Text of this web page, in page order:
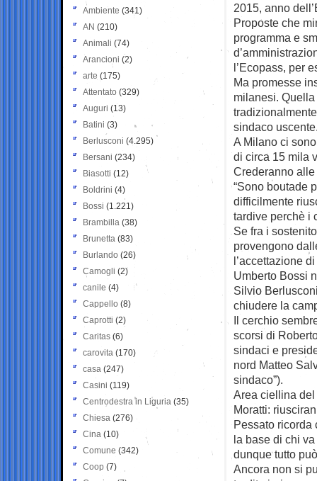
2015, anno
Proposte che
programma e
l’Ecopass, per
Ma promesse
milanesi.
sindaco
A Milano ci
di circa 15 mila
Crederanno
“Sono boutade
difficilmente
tardive perchè i
Se fra i
provengono
l’accettazione
Umberto Bossi
Silvio
chiudere la
Il cerchio
scorsi di
sindaci e
nord Matteo
sindaco”).
Area ciellina del
Moratti:
Pessato ricorda
la base di chi
dunque tutto
Ancora non si
Ambiente (341)
AN (210)
Animali (74)
Arancioni (2)
arte (175)
Attentato (329)
Auguri (13)
Batini (3)
Berlusconi (4.295)
Bersani (234)
Biasotti (12)
Boldrini (4)
Bossi (1.221)
Brambilla (38)
Brunetta (83)
Burlando (26)
Camogli (2)
canile (4)
Cappello (8)
Caprotti (2)
Caritas (6)
carovita (170)
casa (247)
Casini (119)
Centrodestra in Liguria (35)
Chiesa (276)
Cina (10)
Comune (342)
Coop (7)